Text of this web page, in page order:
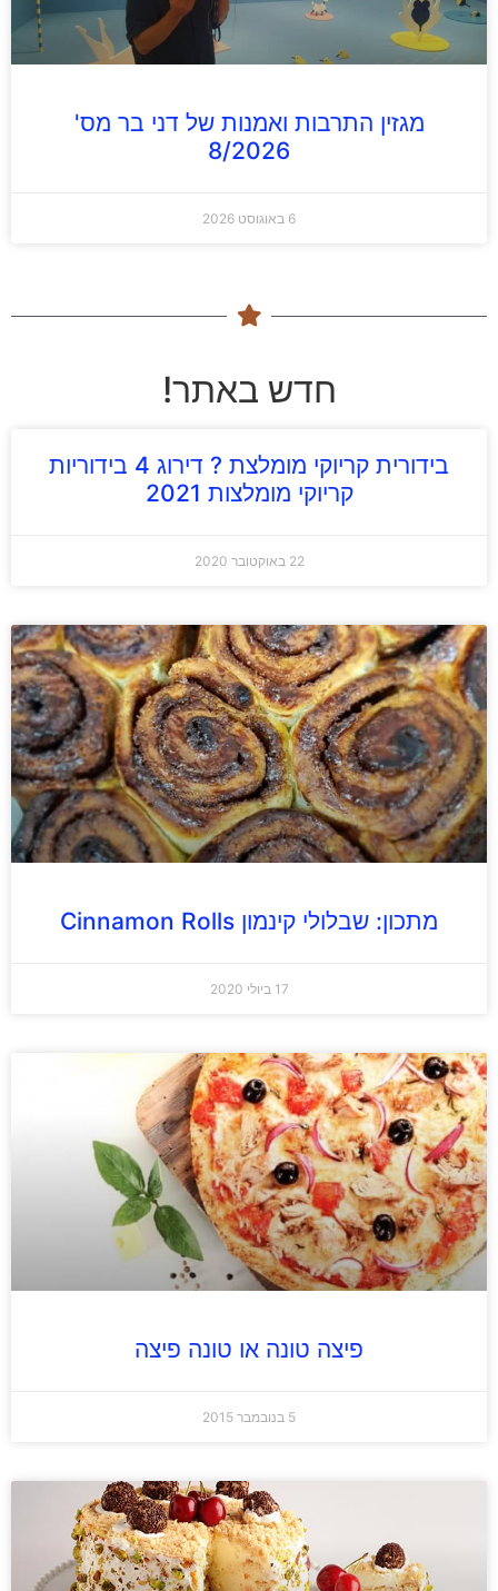
מגזין התרבות ואמנות של דני בר מס'
8/2026
6 באוגוסט 2026
חדש באתר!
בידורית קריוקי מומלצת ? דירוג 4 בידוריות
קריוקי מומלצות 2021
22 באוקטובר 2020
מתכון: שבלולי קינמון Cinnamon Rolls
17 ביולי 2020
פיצה טונה או טונה פיצה
5 בנובמבר 2015